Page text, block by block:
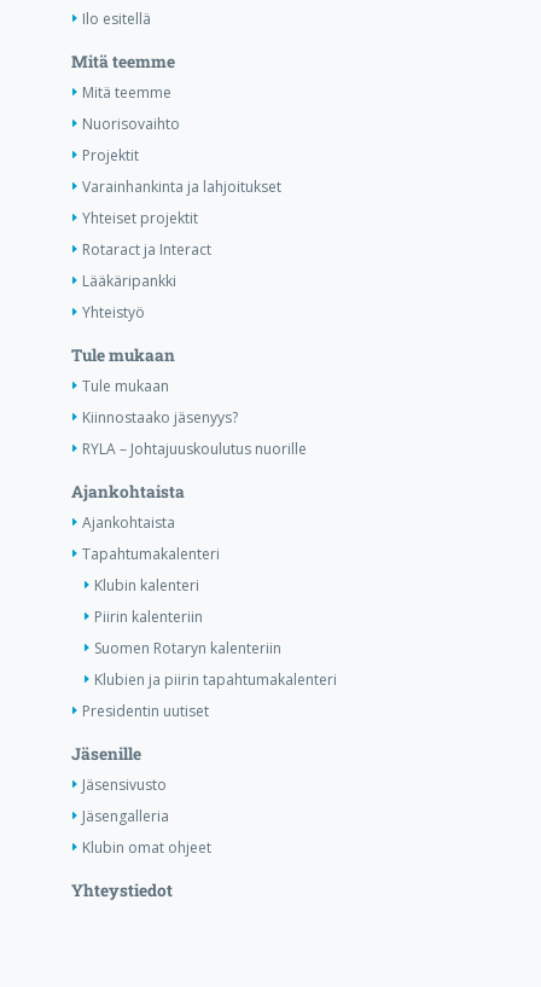
Ilo esitellä
Mitä teemme
Mitä teemme
Nuorisovaihto
Projektit
Varainhankinta ja lahjoitukset
Yhteiset projektit
Rotaract ja Interact
Lääkäripankki
Yhteistyö
Tule mukaan
Tule mukaan
Kiinnostaako jäsenyys?
RYLA – Johtajuuskoulutus nuorille
Ajankohtaista
Ajankohtaista
Tapahtumakalenteri
Klubin kalenteri
Piirin kalenteriin
Suomen Rotaryn kalenteriin
Klubien ja piirin tapahtumakalenteri
Presidentin uutiset
Jäsenille
Jäsensivusto
Jäsengalleria
Klubin omat ohjeet
Yhteystiedot